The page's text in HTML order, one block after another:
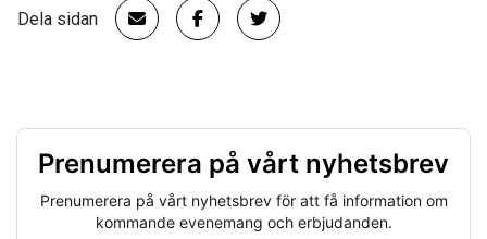
Dela sidan
Prenumerera på vårt nyhetsbrev
Prenumerera på vårt nyhetsbrev för att få information om
kommande evenemang och erbjudanden.